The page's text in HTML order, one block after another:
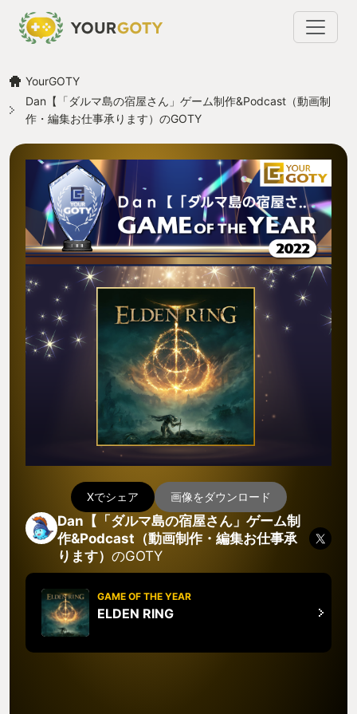
YourGOTY
Dan【「ダルマ島の宿屋さん」ゲーム制作&Podcast（動画制
作・編集お仕事承ります）のGOTY
Xでシェア 画像をダウンロード
Dan【「ダルマ島の宿屋さん」ゲーム制
作&Podcast（動画制作・編集お仕事承
ります） のGOTY
GAME OF THE YEAR
ELDEN RING